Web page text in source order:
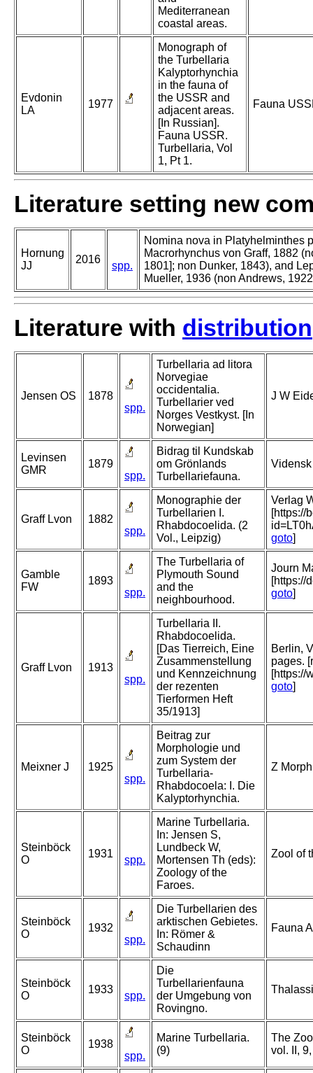
Mediterranean
coastal areas.
Evdonin
LA
1977
Monograph of
the Turbellaria
Kalyptorhynchia
in the fauna of
the USSR and
adjacent areas.
[In Russian].
Fauna USSR.
Turbellaria, Vol
1, Pt 1.
Fauna
Literature setting new
Hornung
JJ
2016
spp.
Nomina nova in Platyhelminthes
Macrorhynchus von Graff, 1882
1801]; non Dunker, 1843), and
Mueller, 1936 (non Andrews,
Literature with distribution
Jensen OS
1878
spp.
Turbellaria ad litora
Norvegiae
occidentalia.
Turbellarier ved
Norges Vestkyst. [In
Norwegian]
J W
Levinsen
GMR
1879
spp.
Bidrag til Kundskab
om Grönlands
Turbellariefauna.
Graff Lvon
1882
spp.
Monographie der
Turbellarien I.
Rhabdocoelida. (2
Vol., Leipzig)
Verlag
[https://
goto]
Gamble
FW
1893
spp.
The Turbellaria of
Plymouth Sound
and the
neighbourhood.
Journ
[https://
goto]
Graff Lvon
1913
spp.
Turbellaria II.
Rhabdocoelida.
[Das Tierreich, Eine
Zusammenstellung
und Kennzeichnung
der rezenten
Tierformen Heft
35/1913]
Berlin,
pages.
[https://
goto]
Meixner J
1925
spp.
Beitrag zur
Morphologie und
zum System der
Turbellaria-
Rhabdocoela: I. Die
Kalyptorhynchia.
Z
Steinböck
O
1931
spp.
Marine Turbellaria.
In: Jensen S,
Lundbeck W,
Mortensen Th (eds):
Zoology of the
Faroes.
Zool of
Steinböck
O
1932
spp.
Die Turbellarien des
arktischen Gebietes.
In: Römer &
Schaudinn
Fauna
Steinböck
O
1933
spp.
Die
Turbellarienfauna
der Umgebung von
Rovingno.
Steinböck
O
1938
spp.
Marine Turbellaria.
(9)
The
vol. II,